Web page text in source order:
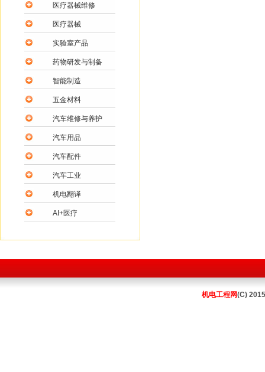
医疗器械维修
医疗器械
实验室产品
药物研发与制备
智能制造
五金材料
汽车维修与养护
汽车用品
汽车配件
汽车工业
机电翻译
AI+医疗
机电工程网(C)